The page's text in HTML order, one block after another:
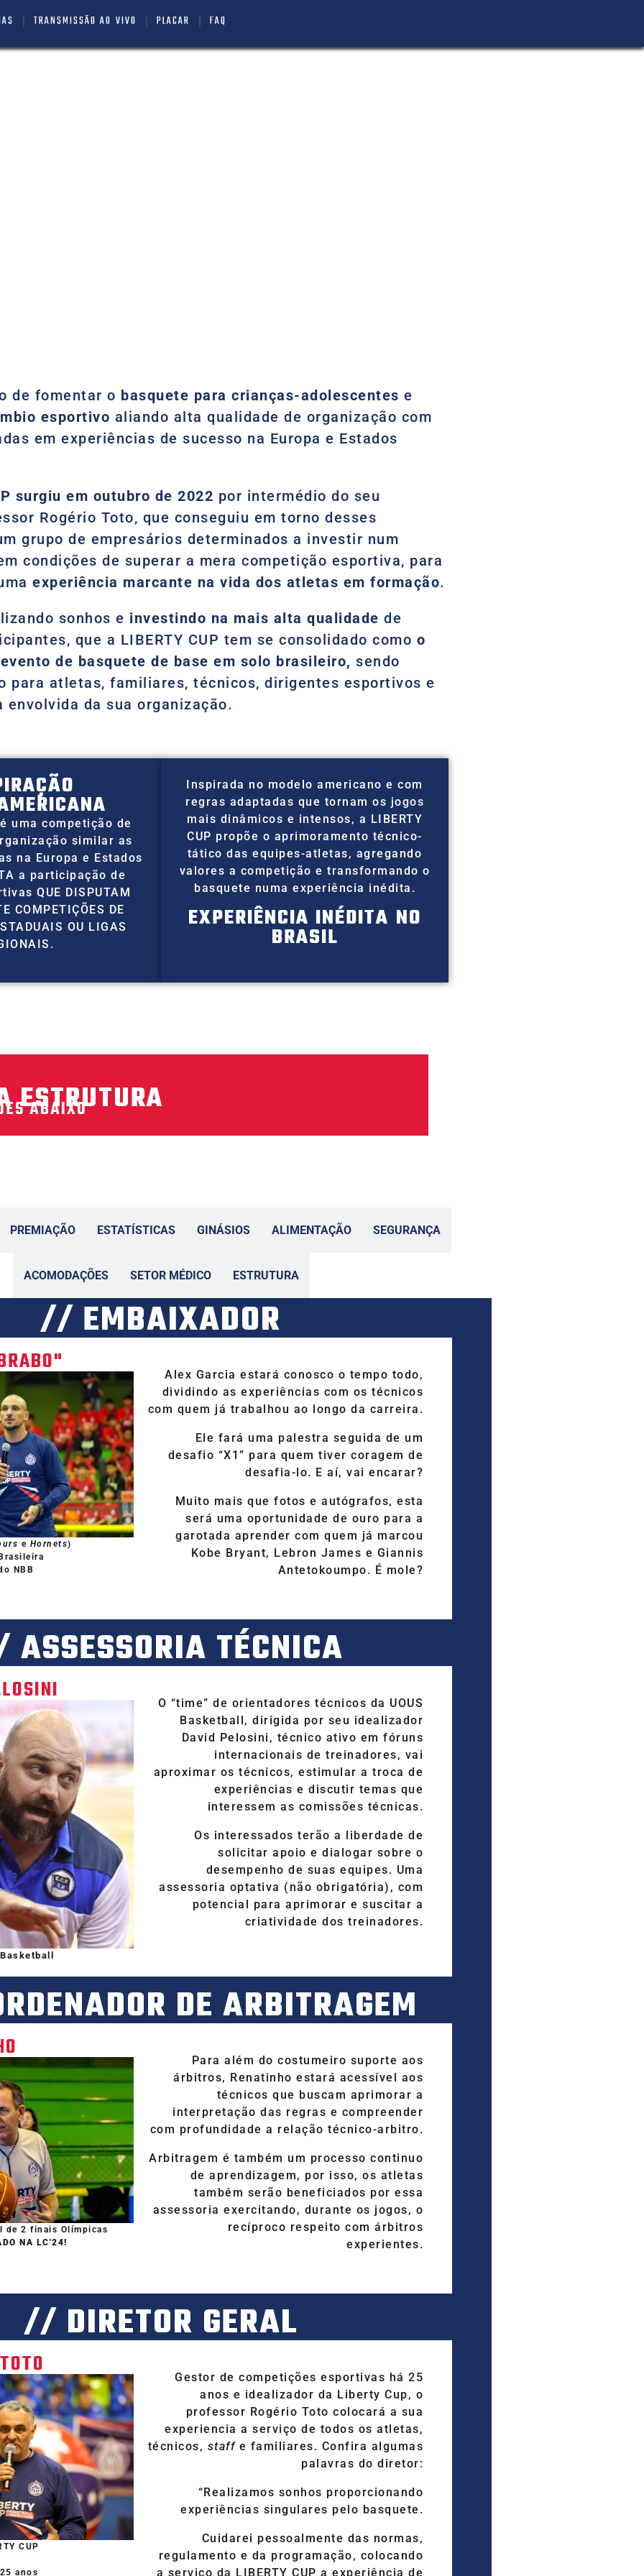
TRANSMISSÃO AO VIVO PLACAR FAQ
fomentar o basquete para crianças-adolescentes e
esportivo aliando alta qualidade de organização com
em experiências de sucesso na Europa e Estados
surgiu em outubro de 2022 por intermédio do seu
Rogério Toto, que conseguiu em torno desses
grupo de empresários determinados a investir num
condições de superar a mera competição esportiva, para
experiência marcante na vida dos atletas em formação.
sonhos e investindo na mais alta qualidade de
que a LIBERTY CUP tem se consolidado como o
de basquete de base em solo brasileiro, sendo
para atletas, familiares, técnicos, dirigentes esportivos e
envolvida da sua organização.
é uma competição de
similar as
na Europa e Estados
a participação de
QUE DISPUTAM
COMPETIÇÕES DE
OU LIGAS
Inspirada no modelo americano e com
regras adaptadas que tornam os jogos
mais dinâmicos e intensos, a LIBERTY
CUP propõe o aprimoramento técnico-
tático das equipes-atletas, agregando
valores a competição e transformando o
basquete numa experiência inédita.
EXPERIÊNCIA INÉDITA NO
BRASIL
ESTRUTURA
ABAIXO
PREMIAÇÃO ESTATÍSTICAS GINÁSIOS ALIMENTAÇÃO SEGURANÇA
ACOMODAÇÕES SETOR MÉDICO ESTRUTURA
// EMBAIXADOR
e Hornets)
NBB
Alex Garcia estará conosco o tempo todo,
dividindo as experiências com os técnicos
com quem já trabalhou ao longo da carreira.
Ele fará uma palestra seguida de um
desafio “X1” para quem tiver coragem de
desafia-lo. E aí, vai encarar?
Muito mais que fotos e autógrafos, esta
será uma oportunidade de ouro para a
garotada aprender com quem já marcou
Kobe Bryant, Lebron James e Giannis
Antetokoumpo. É mole?
TÉCNICA
O “time” de orientadores técnicos da UOUS
Basketball, dirigida por seu idealizador
David Pelosini, técnico ativo em fóruns
internacionais de treinadores, vai
aproximar os técnicos, estimular a troca de
experiências e discutir temas que
interessem as comissões técnicas.
Os interessados terão a liberdade de
solicitar apoio e dialogar sobre o
desempenho de suas equipes. Uma
assessoria optativa (não obrigatória), com
potencial para aprimorar e suscitar a
criatividade dos treinadores.
DE ARBITRAGEM
de 2 finais Olímpicas
NA LC'24!
Para além do costumeiro suporte aos
árbitros, Renatinho estará acessível aos
técnicos que buscam aprimorar a
interpretação das regras e compreender
com profundidade a relação técnico-arbitro.
Arbitragem é também um processo continuo
de aprendizagem, por isso, os atletas
também serão beneficiados por essa
assessoria exercitando, durante os jogos, o
recíproco respeito com árbitros
experientes.
// DIRETOR GERAL
CUP
anos
Gestor de competições esportivas há 25
anos e idealizador da Liberty Cup, o
professor Rogério Toto colocará a sua
experiencia a serviço de todos os atletas,
técnicos, staffe familiares. Confira algumas
palavras do diretor:
“Realizamos sonhos proporcionando
experiências singulares pelo basquete.
Cuidarei pessoalmente das normas,
regulamento e da programação, colocando
a serviço da LIBERTY CUP a experiência de